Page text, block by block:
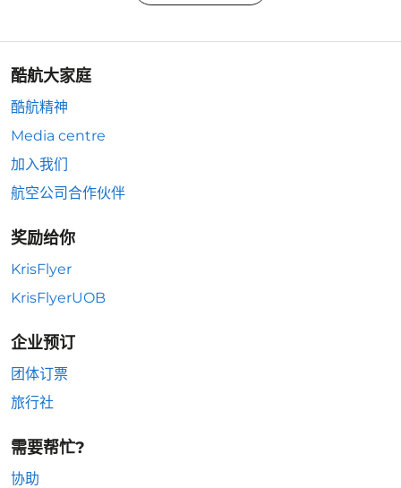
酷航大家庭
酷航精神
Media centre
加入我们
航空公司合作伙伴
奖励给你
KrisFlyer
KrisFlyerUOB
企业预订
团体订票
旅行社
需要帮忙?
协助